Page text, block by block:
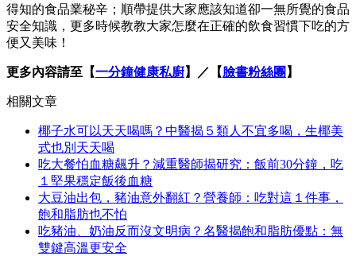
得知的食品業秘辛；順帶提供大家應該知道卻一無所覺的食品
安全知識，更多時候教教大家怎麼在正確的飲食習慣下吃的方
便又美味！
更多內容請至【一分鐘健康私廚】／【臉書粉絲團 】
相關文章
椰子水可以天天喝嗎？中醫揭５類人不宜多喝，生椰美
式也別天天喝
吃大餐怕血糖飆升？減重醫師揭研究：飯前30分鐘，吃
１堅果穩定飯後血糖
大豆油出包，豬油意外翻紅？營養師：吃對這１件事，
飽和脂肪也不怕
吃豬油、奶油反而沒文明病？名醫揭飽和脂肪優點：無
雙鍵高溫更安全